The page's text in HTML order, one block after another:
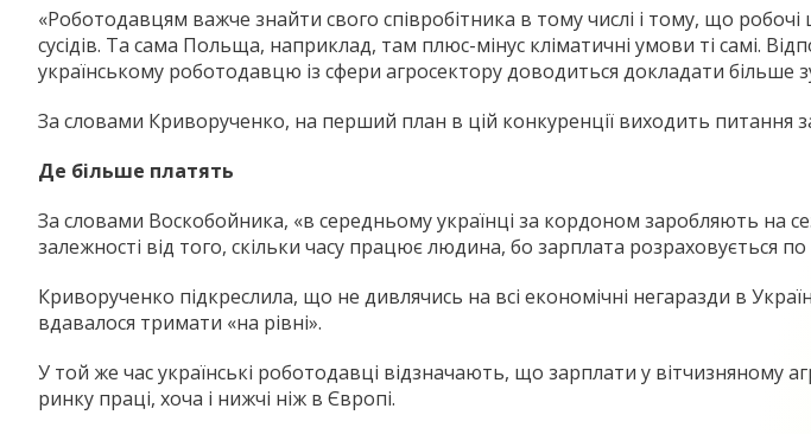
«Роботодавцям важче знайти свого співробітника в тому числі і тому, що
сусідів. Та сама Польща, наприклад, там плюс-мінус кліматичні умови ті самі.
українському роботодавцю із сфери агросектору доводиться докладати більше
За словами Криворученко, на перший план в цій конкуренції виходить питання
Де більше платять
За словами Воскобойника, «в середньому українці за кордоном заробляють на
залежності від того, скільки часу працює людина, бо зарплата розраховується
Криворученко підкреслила, що не дивлячись на всі економічні негаразди в
вдавалося тримати «на рівні».
У той же час українські роботодавці відзначають, що зарплати у вітчизняному
ринку праці, хоча і нижчі ніж в Європі.